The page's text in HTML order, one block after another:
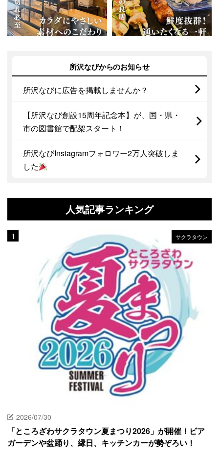
所沢なびからのお知らせ
所沢なびに広告を掲載しませんか？
【所沢なび創設15周年記念本】が、国・県・
市の図書館で配架スタート！
所沢なびInstagramフォロワー2万人突破しま
した
人気記事ランキング
サクラタウン
2026/07/30
「ところざわサクラタウン夏まつり2026」が開催！ビア
ガーデンや盆踊り、縁日、キッチンカーが勢ぞろい！